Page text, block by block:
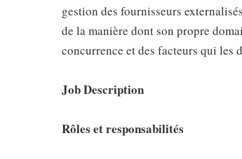
gestion des fournisseurs
de la manière dont son propre
concurrence et des facteurs qui les
Job Description
Rôles et responsabilités